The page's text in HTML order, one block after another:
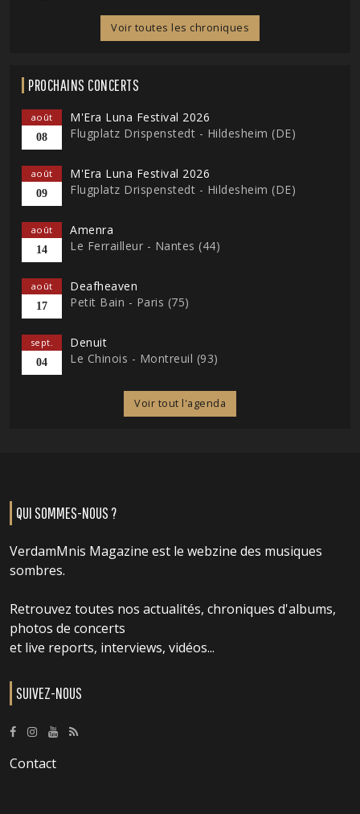
Voir toutes les chroniques
PROCHAINS CONCERTS
août
08
M'Era Luna Festival 2026
Flugplatz Drispenstedt - Hildesheim (DE)
août
09
M'Era Luna Festival 2026
Flugplatz Drispenstedt - Hildesheim (DE)
août
14
Amenra
Le Ferrailleur - Nantes (44)
août
17
Deafheaven
Petit Bain - Paris (75)
sept.
04
Denuit
Le Chinois - Montreuil (93)
Voir tout l'agenda
QUI SOMMES-NOUS ?
VerdamMnis Magazine est le webzine des musiques
sombres.
Retrouvez toutes nos actualités, chroniques d'albums,
photos de concerts
et live reports, interviews, vidéos...
SUIVEZ-NOUS
Contact